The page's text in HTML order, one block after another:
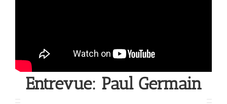
Entrevue: Paul Germain